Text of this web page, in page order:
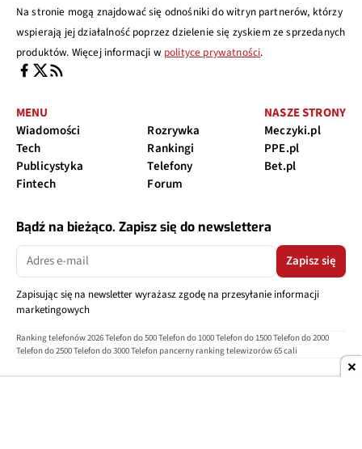
Na stronie mogą znajdować się odnośniki do witryn partnerów, którzy
wspierają jej działalność poprzez dzielenie się zyskiem ze sprzedanych
produktów. Więcej informacji w polityce prywatności.
MENU
Wiadomości
Tech
Publicystyka
Fintech
Rozrywka
Rankingi
Telefony
Forum
NASZE STRONY
Meczyki.pl
PPE.pl
Bet.pl
Bądź na bieżąco. Zapisz się do newslettera
Zapisz się
Zapisując się na newsletter wyrażasz zgodę na przesyłanie informacji
marketingowych
Ranking telefonów 2026Telefon do 500Telefon do 1000Telefon do 1500Telefon do 2000
Telefon do 2500Telefon do 3000Telefon pancerny ranking telewizorów 65 cali